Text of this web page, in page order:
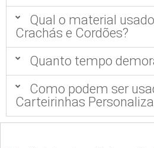
Qual o material
Crachás e Cordões?
Quanto tempo
Como podem ser
Carteirinhas